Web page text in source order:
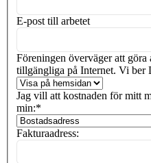
E-post till arbetet
Föreningen överväger att göra
tillgängliga på Internet. Vi ber
Jag vill att kostnaden för mitt
min:*
Fakturaadress: